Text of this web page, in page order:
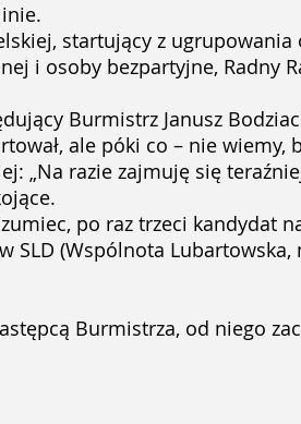
startujący z
i osoby bezpartyjne, Radny
Burmistrz Janusz
ale póki co – nie wiemy,
„Na razie zajmuję się
po raz trzeci kandydat
SLD (Wspólnota Lubartowska,
Burmistrza, od niego